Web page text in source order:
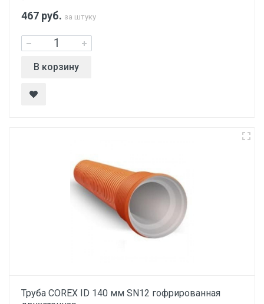
467 руб. за штуку
В корзину
Труба COREX ID 140 мм SN12 гофрированная